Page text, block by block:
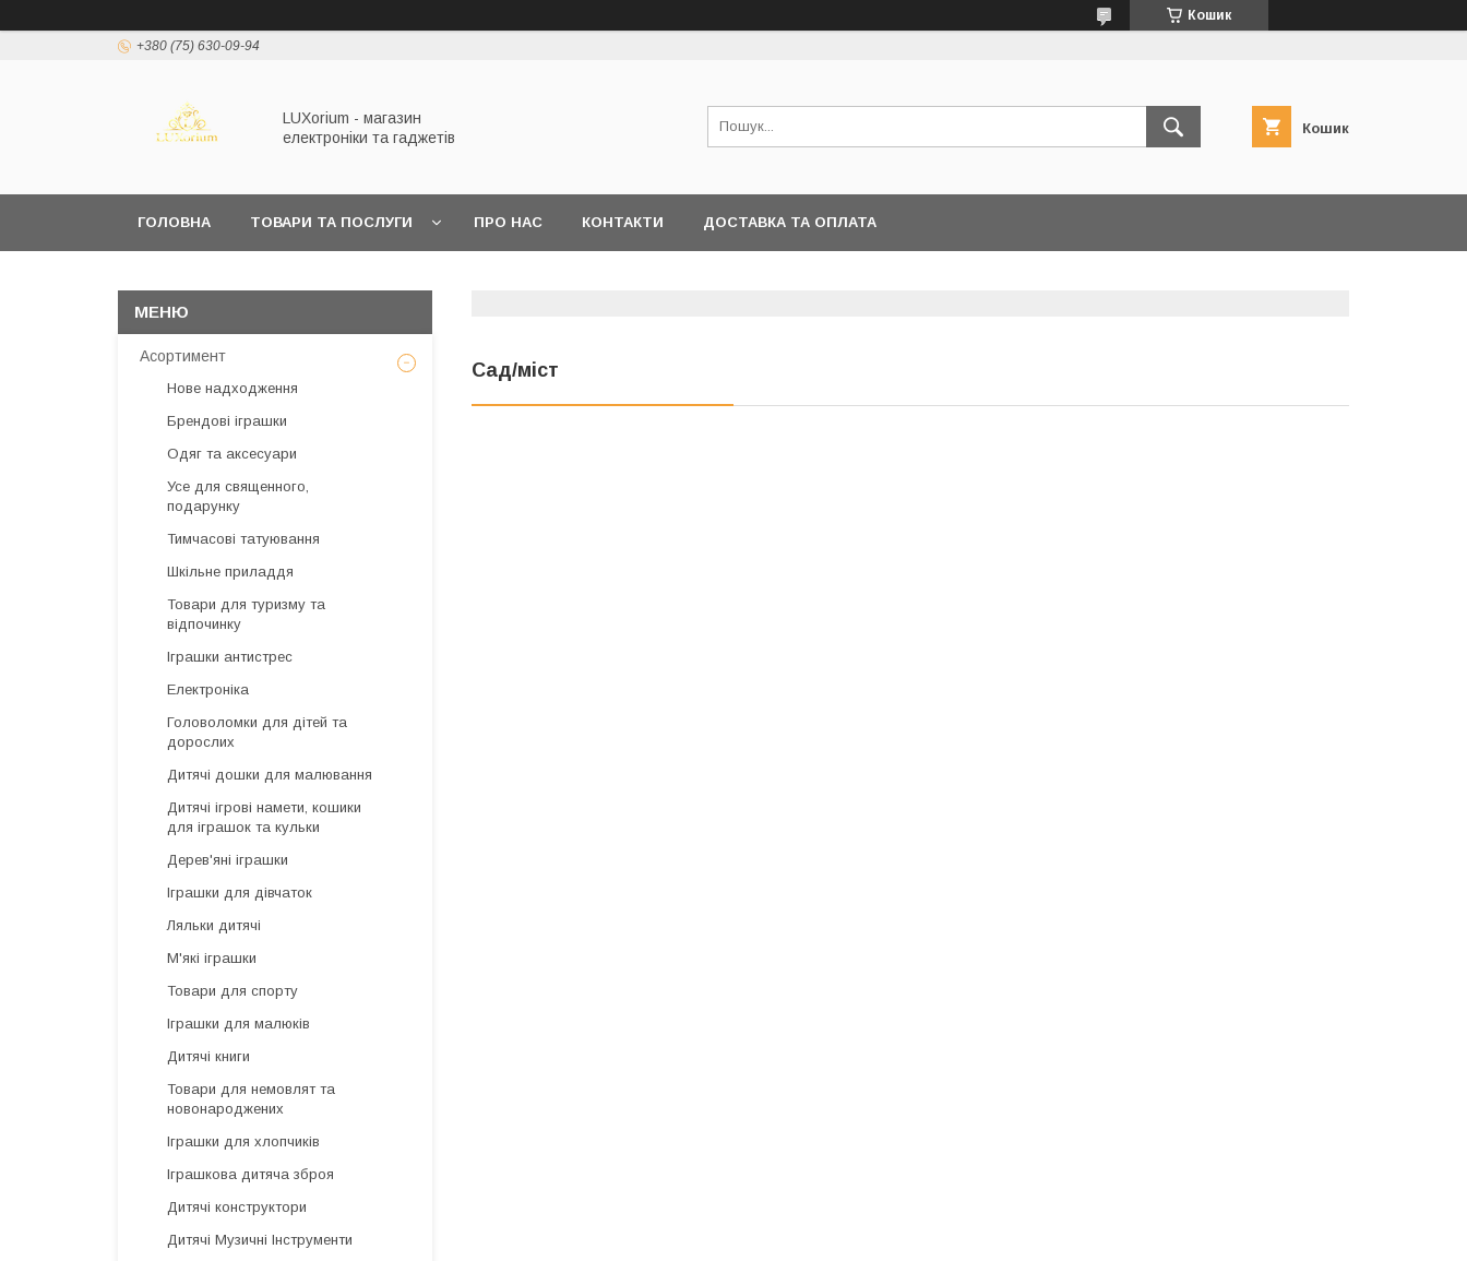
Кошик
+380 (75) 630-09-94
LUXorium - магазин
електроніки та гаджетів
Кошик
ГОЛОВНА ТОВАРИ ТА ПОСЛУГИ ПРО НАС КОНТАКТИ ДОСТАВКА ТА ОПЛАТА
Сад/міст
Асортимент
Нове надходження
Брендові іграшки
Одяг та аксесуари
Усе для священного,
подарунку
Тимчасові татуювання
Шкільне приладдя
Товари для туризму та
відпочинку
Іграшки антистрес
Електроніка
Головоломки для дітей та
дорослих
Дитячі дошки для малювання
Дитячі ігрові намети, кошики
для іграшок та кульки
Дерев'яні іграшки
Іграшки для дівчаток
Ляльки дитячі
М'які іграшки
Товари для спорту
Іграшки для малюків
Дитячі книги
Товари для немовлят та
новонароджених
Іграшки для хлопчиків
Іграшкова дитяча зброя
Дитячі конструктори
Дитячі Музичні Інструменти